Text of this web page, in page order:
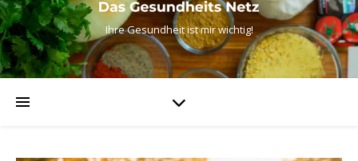
Ihre Gesundheit ist mir wichtig!